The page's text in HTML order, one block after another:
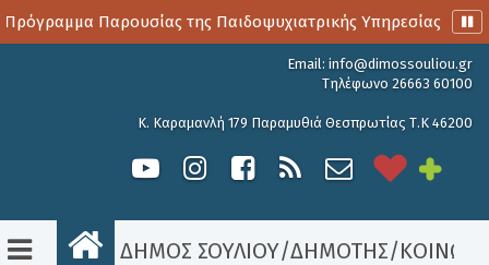
Παρουσίας της Παιδοψυχιατρικής Υπηρεσίας
Email: info@dimossouliou.gr
Τηλέφωνο 26663 60100
Κ. Καραμανλή 179 Παραμυθιά Θεσπρωτίας Τ.Κ 46200
ΔΗΜΟΣ ΣΟΥΛΙΟΥ/ΔΗΜΟΤΗΣ/